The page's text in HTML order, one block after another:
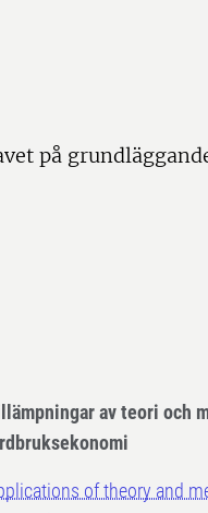
på
av teori och
of theory and